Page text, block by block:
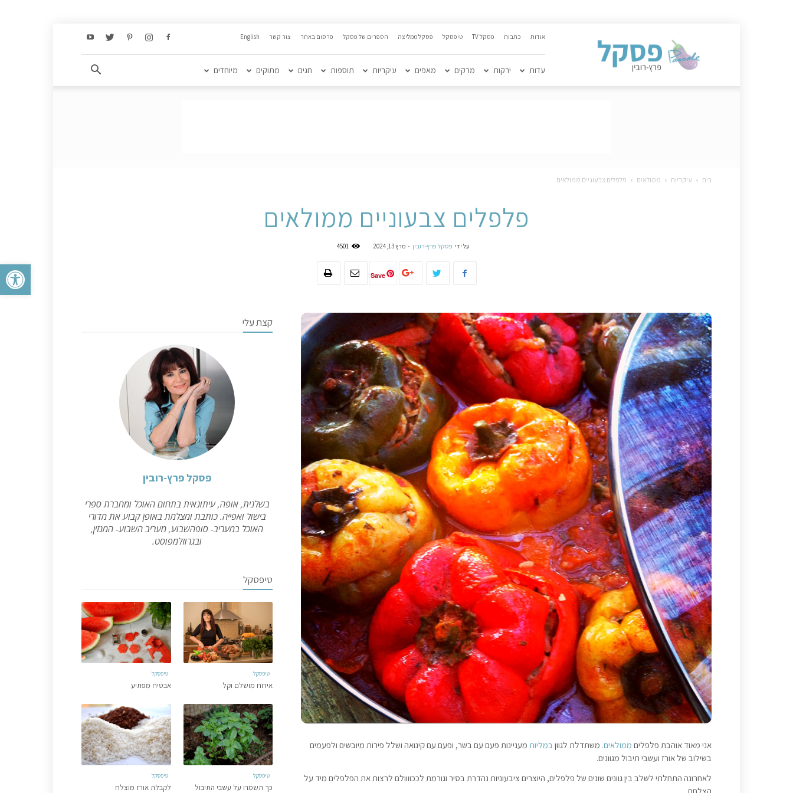
פתח
הקולינרי
פסקל
….
אודות כתבות פסקל TV טיפסקל פסקל ממליצה הספרים של פסקל פרסום באתר צור קשר English
עדות ירקות מרקים מאפים עיקריות תוספות חגים מתוקים מיוחדים
בית עיקריות ממולאים פלפלים צבעוניים ממולאים
פלפלים צבעוניים ממולאים
על ידי פסקל פרץ-רובין - מרץ 13, 2024 4501
Save
אני מאוד אוהבת פלפלים ממולאים. משתדלת לגוון במליות מעניינות פעם עם בשר, ופעם עם קינואה ושלל פירות מיובשים ולפעמים
בשילוב של אורז ועשבי תיבול מגוונים.
לאחרונה התחלתי לשלב בין גוונים שונים של פלפלים, היוצרים ציבעוניות נהדרת בסיר וגורמת לככוווולם לרצות את הפלפלים מיד על
קצת עלי
פסקל פרץ-רובין
בשלנית, אופה, עיתונאית בתחום האוכל ומחברת ספרי
בישול ואפייה. כותבת ומצלמת באופן קבוע את מדורי
האוכל במעריב- סופהשבוע, מעריב השבוע- המגזין,
ובגרוזלמפוסט.
טיפסקל
טיפסקל
אירוח מושלם וקל
טיפסקל
אבטיח מפתיע
טיפסקל
כך תשמרו על עשבי התיבול
טיפסקל
לקבלת אורז מוצלח